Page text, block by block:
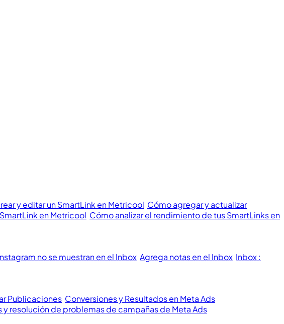
y editar un SmartLink en Metricool Cómo agregar y actualizar
en Metricool Cómo analizar el rendimiento de tus SmartLinks en
no se muestran en el Inbox Agrega notas en el Inbox Inbox :
Publicaciones Conversiones y Resultados en Meta Ads
y resolución de problemas de campañas de Meta Ads